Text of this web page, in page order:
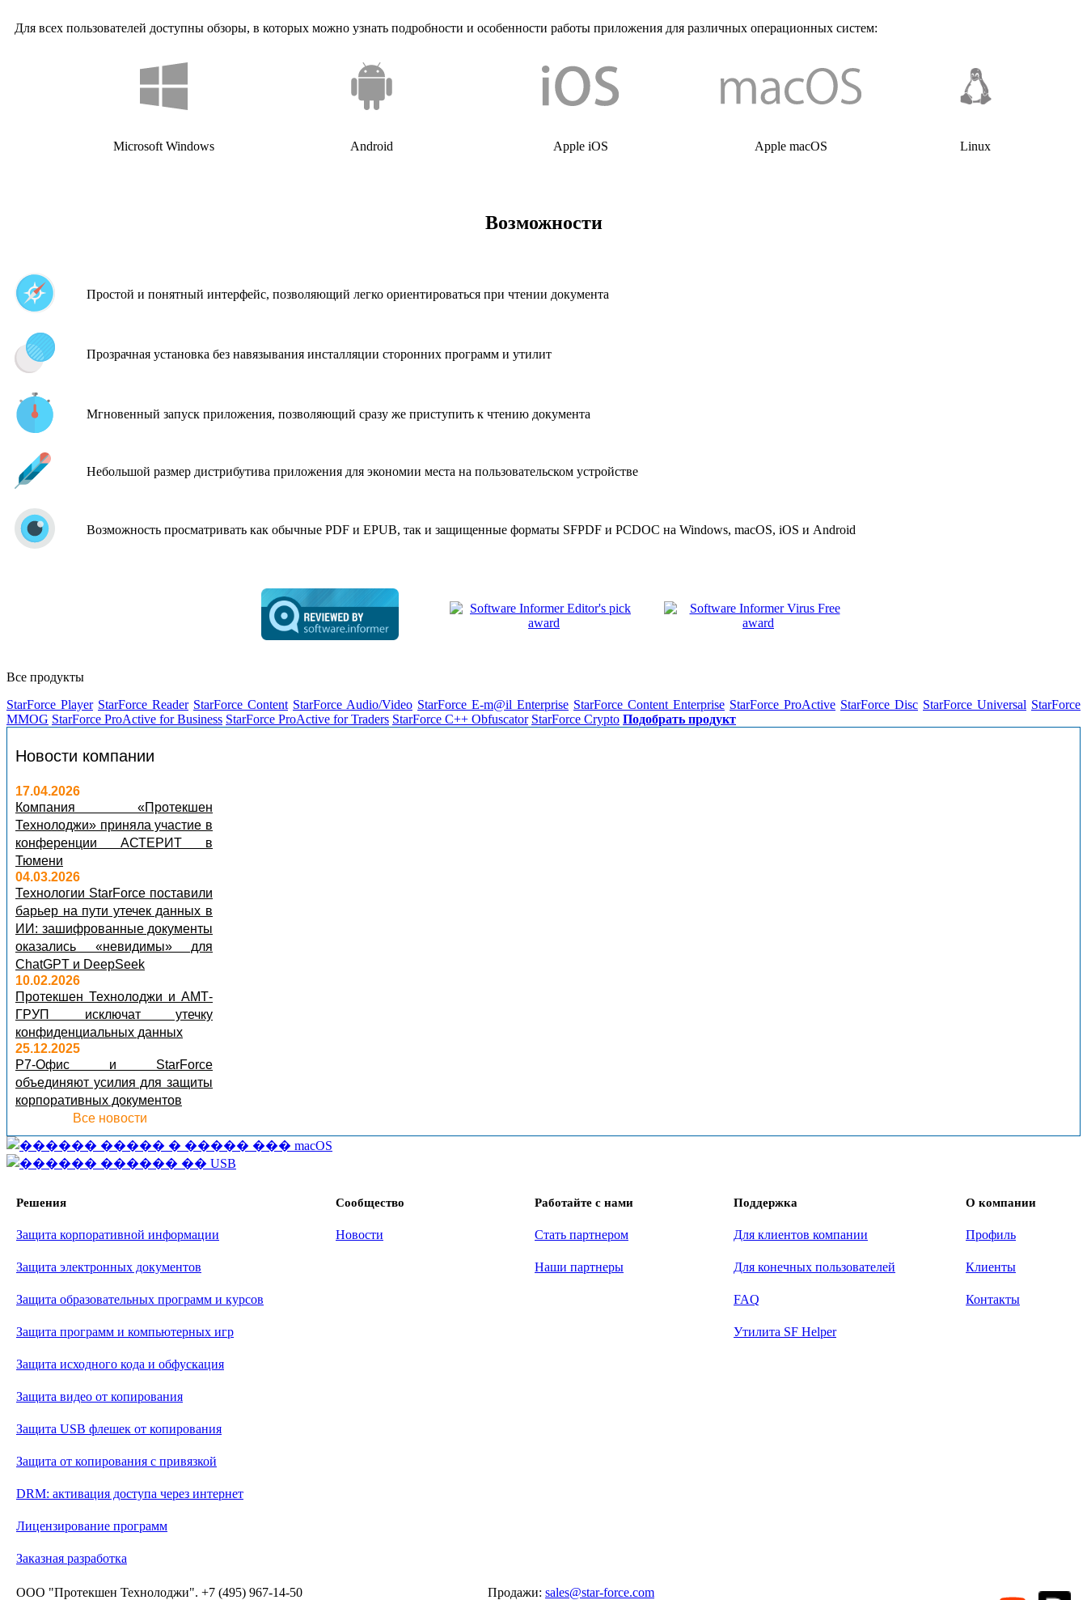
Для всех пользователей доступны обзоры, в которых можно узнать подробности и особенности работы приложения для различных операционных систем:
Microsoft Windows Android Apple iOS Apple macOS Linux
Возможности
Простой и понятный интерфейс, позволяющий легко ориентироваться при чтении документа
Прозрачная установка без навязывания инсталляции сторонних программ и утилит
Мгновенный запуск приложения, позволяющий сразу же приступить к чтению документа
Небольшой размер дистрибутива приложения для экономии места на пользовательском устройстве
Возможность просматривать как обычные PDF и EPUB, так и защищенные форматы SFPDF и PCDOC на Windows, macOS, iOS и Android
Все продукты
StarForce Player StarForce Reader StarForce Content StarForce Audio/Video StarForce E-m@il Enterprise StarForce Content Enterprise StarForce ProActive StarForce Disc StarForce Universal StarForce
MMOG StarForce ProActive for Business StarForce ProActive for Traders StarForce C++ Obfuscator StarForce Crypto Подобрать продукт
Новости компании
17.04.2026
Компания «Протекшен
Технолоджи» приняла участие в
конференции АСТЕРИТ в
Тюмени
04.03.2026
Технологии StarForce поставили
барьер на пути утечек данных в
ИИ: зашифрованные документы
оказались «невидимы» для
ChatGPT и DeepSeek
10.02.2026
Протекшен Технолоджи и АМТ-
ГРУП исключат утечку
конфиденциальных данных
25.12.2025
Р7-Офис и StarForce
объединяют усилия для защиты
корпоративных документов
Все новости
Решения Сообщество Работайте с нами Поддержка О компании
Защита корпоративной информации Новости Стать партнером Для клиентов компании Профиль
Защита электронных документов Наши партнеры Для конечных пользователей Клиенты
Защита образовательных программ и курсов FAQ Контакты
Защита программ и компьютерных игр Утилита SF Helper
Защита исходного кода и обфускация
Защита видео от копирования
Защита USB флешек от копирования
Защита от копирования с привязкой
DRM: активация доступа через интернет
Лицензирование программ
Заказная разработка
ООО "Протекшен Технолоджи". +7 (495) 967-14-50 Продажи: sales@star-force.com